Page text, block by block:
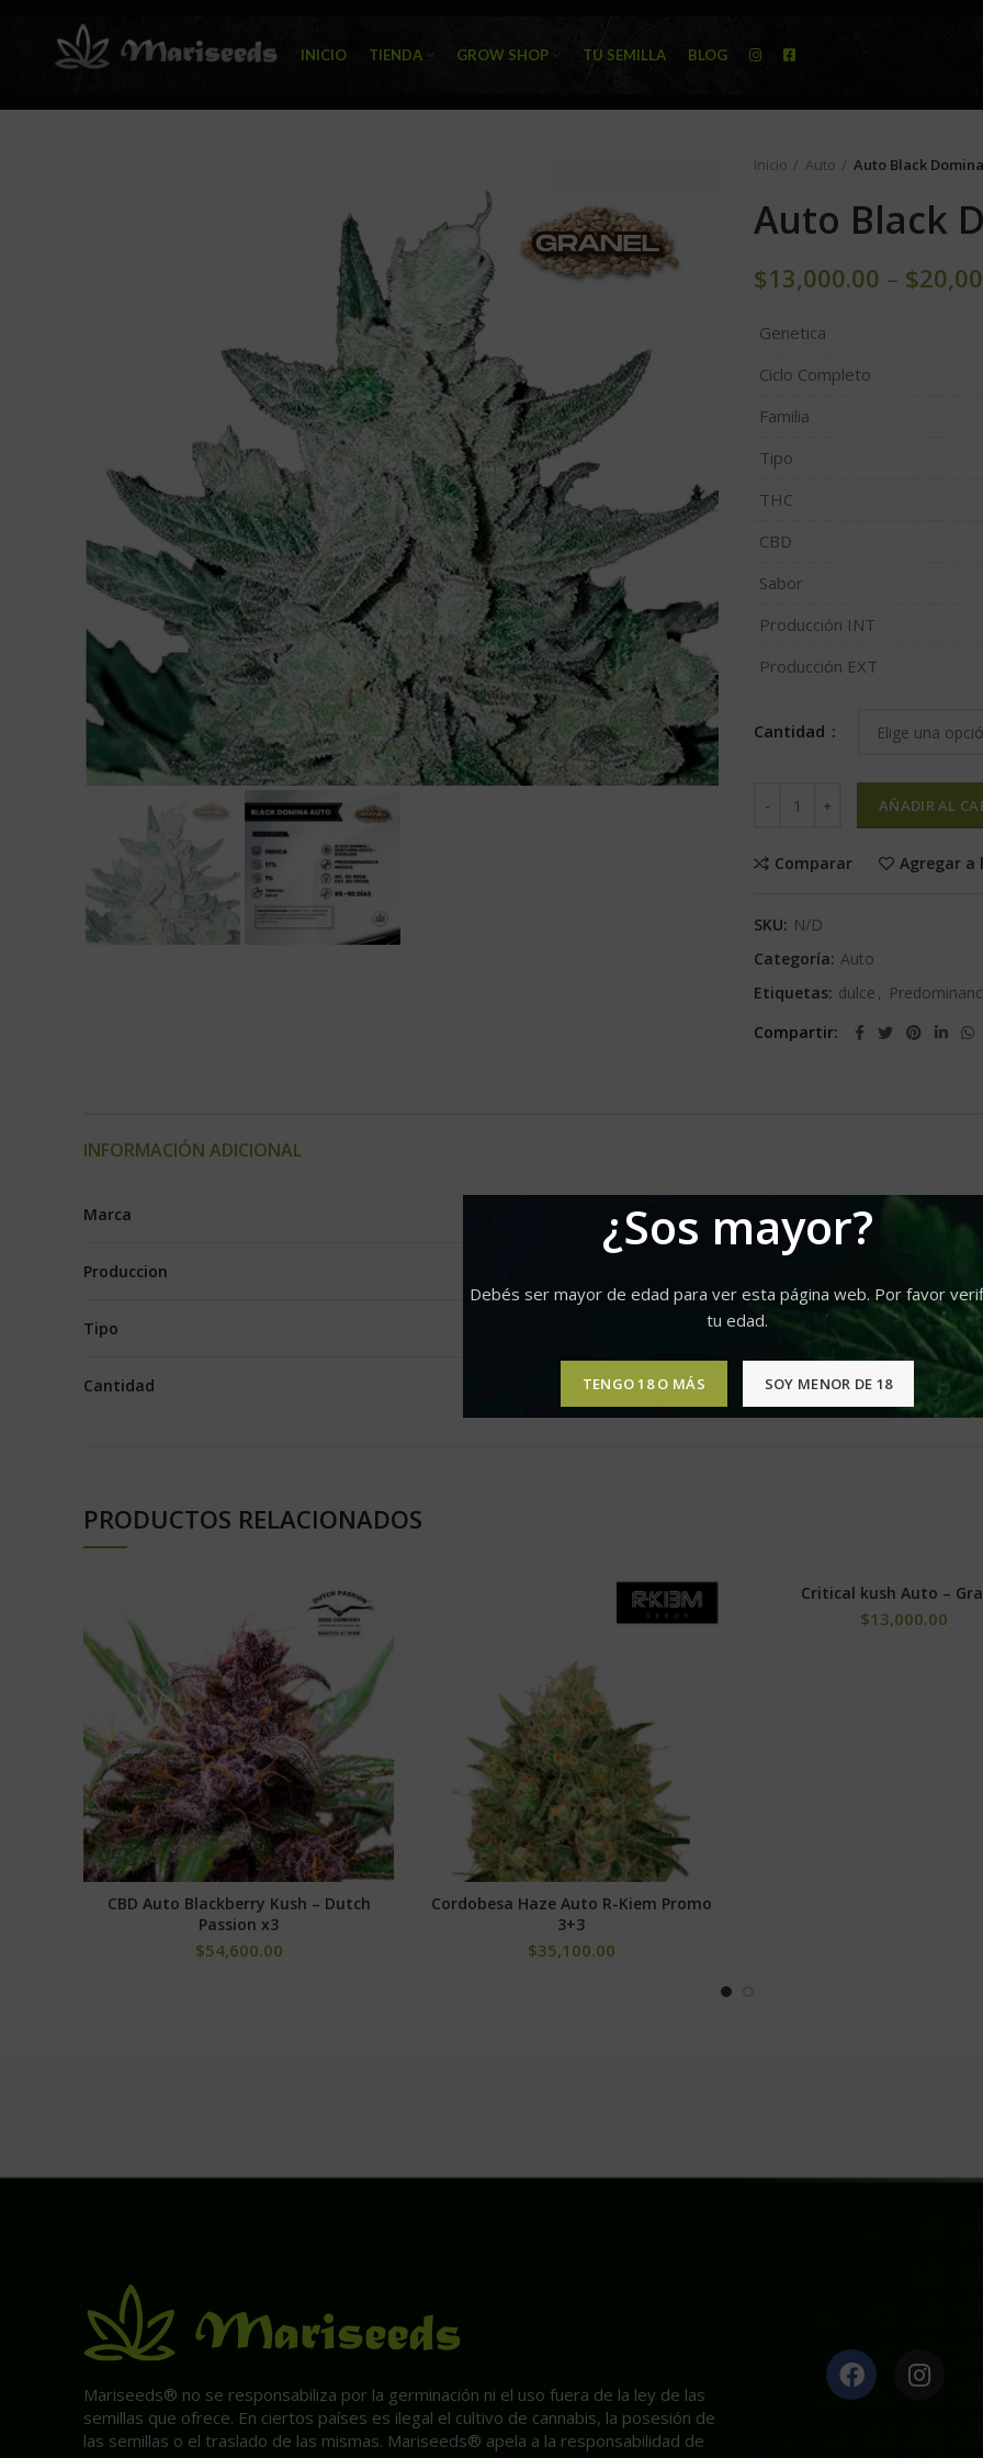
¿Sos mayor?
Debés ser mayor de edad para ver esta página web. Por favor
tu edad.
TENGO 18 O MÁS SOY MENOR DE 18
INICIO TIENDA GROW SHOP TU SEMILLA BLOG
Inicio Auto Auto Black
Auto Black
$13,000.00 – $
Genetica
Ciclo Completo
Familia
Tipo
THC
CBD
Sabor
Producción INT
Producción EXT
Cantidad
AÑADIR AL
Comparar Agregar a
SKU: N/D
Categoría: Auto
Etiquetas: dulce ,
Compartir
INFORMACIÓN ADICIONAL
Marca
Produccion
Tipo
Cantidad
PRODUCTOS RELACIONADOS
AÑADIR AL CARRITO
CBD Auto Blackberry Kush – Dutch
Passion x3
$54,600.00
SELECCIONAR OPCIONES
Cordobesa Haze Auto R-Kiem Promo
3+3
$35,100.00
SELECCIONAR
Critical kush Auto –
$13,000.00
Mariseeds® no se responsabiliza por la germinación ni el uso fuera de la ley de las
semillas que ofrece. En ciertos países es ilegal el cultivo de cannabis, la posesión de
las semillas o el traslado de las mismas. Mariseeds® apela a la responsabilidad de